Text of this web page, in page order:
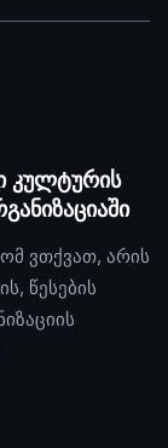
კულტურის
ვთქვათ, არის
წესების